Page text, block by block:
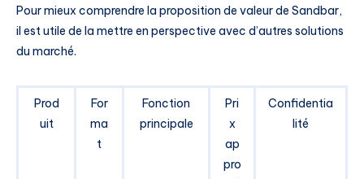
Pour mieux comprendre la proposition de valeur de Sandbar,
il est utile de la mettre en perspective avec d’autres solutions
du marché.
Prod
uit
For
ma
t
Fonction
principale
Pri
x
ap
pro
Confidentia
lité